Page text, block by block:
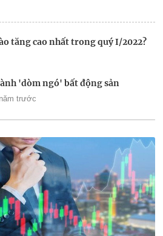
tăng cao nhất trong quý I/2022?
'dòm ngó' bất động sản
trước